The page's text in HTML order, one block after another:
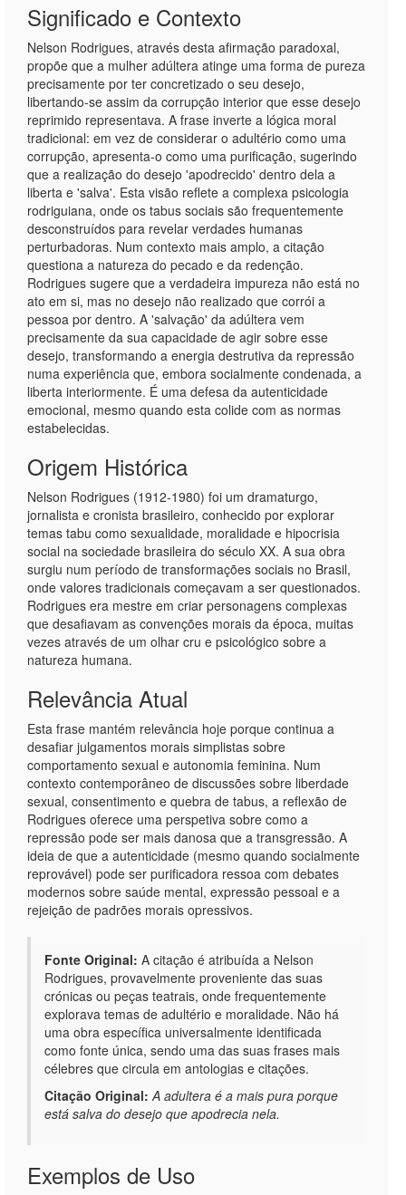
Significado e Contexto
Nelson Rodrigues, através desta afirmação paradoxal,
propõe que a mulher adúltera atinge uma forma de pureza
precisamente por ter concretizado o seu desejo,
libertando-se assim da corrupção interior que esse desejo
reprimido representava. A frase inverte a lógica moral
tradicional: em vez de considerar o adultério como uma
corrupção, apresenta-o como uma purificação, sugerindo
que a realização do desejo 'apodrecido' dentro dela a
liberta e 'salva'. Esta visão reflete a complexa psicologia
rodriguiana, onde os tabus sociais são frequentemente
desconstruídos para revelar verdades humanas
perturbadoras. Num contexto mais amplo, a citação
questiona a natureza do pecado e da redenção.
Rodrigues sugere que a verdadeira impureza não está no
ato em si, mas no desejo não realizado que corrói a
pessoa por dentro. A 'salvação' da adúltera vem
precisamente da sua capacidade de agir sobre esse
desejo, transformando a energia destrutiva da repressão
numa experiência que, embora socialmente condenada, a
liberta interiormente. É uma defesa da autenticidade
emocional, mesmo quando esta colide com as normas
estabelecidas.
Origem Histórica
Nelson Rodrigues (1912-1980) foi um dramaturgo,
jornalista e cronista brasileiro, conhecido por explorar
temas tabu como sexualidade, moralidade e hipocrisia
social na sociedade brasileira do século XX. A sua obra
surgiu num período de transformações sociais no Brasil,
onde valores tradicionais começavam a ser questionados.
Rodrigues era mestre em criar personagens complexas
que desafiavam as convenções morais da época, muitas
vezes através de um olhar cru e psicológico sobre a
natureza humana.
Relevância Atual
Esta frase mantém relevância hoje porque continua a
desafiar julgamentos morais simplistas sobre
comportamento sexual e autonomia feminina. Num
contexto contemporâneo de discussões sobre liberdade
sexual, consentimento e quebra de tabus, a reflexão de
Rodrigues oferece uma perspetiva sobre como a
repressão pode ser mais danosa que a transgressão. A
ideia de que a autenticidade (mesmo quando socialmente
reprovável) pode ser purificadora ressoa com debates
modernos sobre saúde mental, expressão pessoal e a
rejeição de padrões morais opressivos.
Fonte Original: A citação é atribuída a Nelson
Rodrigues, provavelmente proveniente das suas
crónicas ou peças teatrais, onde frequentemente
explorava temas de adultério e moralidade. Não há
uma obra específica universalmente identificada
como fonte única, sendo uma das suas frases mais
célebres que circula em antologias e citações.
Citação Original: A adultera é a mais pura porque
está salva do desejo que apodrecia nela.
Exemplos de Uso